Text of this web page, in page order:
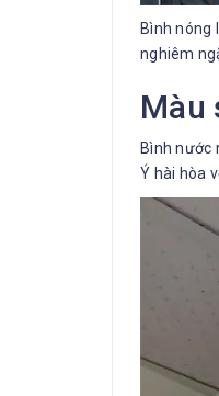
Bình nóng
nghiêm
Màu
Bình nước
Ý hài hòa